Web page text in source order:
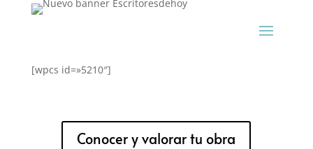
[wpcs id=»5210″]
Conocer y valorar tu obra